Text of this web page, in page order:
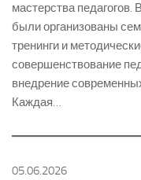
мастерства педагогов.
были организованы
тренинги и
совершенствование
внедрение
Каждая…
05.06.2026